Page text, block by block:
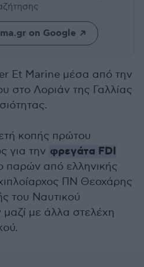
on Google
Et Marine μέσα από την
στο Λοριάν της Γαλλίας
κοπής πρώτου
για την φρεγάτα FDI
παρών από ελληνικής
ΠΝ Θεοχάρης
του Ναυτικού
μαζί με άλλα στελέχη